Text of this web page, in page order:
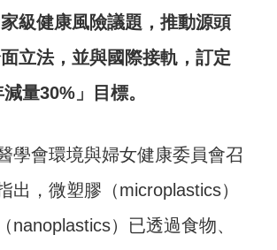
級健康風險議題，推動源頭
立法，並與國際接軌，訂定
減量30%」目標。
學會環境與婦女健康委員會召
出，微塑膠（microplastics）
nanoplastics）已透過食物、